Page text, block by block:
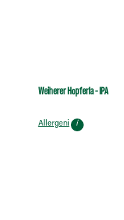
Weiherer Hopferla - IPA
Allergeni i